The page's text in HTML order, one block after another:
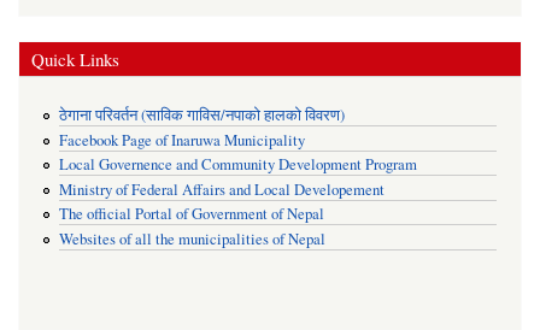
Quick Links
ठेगाना परिवर्तन (साविक गाविस/नपाको हालको विवरण)
Facebook Page of Inaruwa Municipality
Local Governence and Community Development Program
Ministry of Federal Affairs and Local Developement
The official Portal of Government of Nepal
Websites of all the municipalities of Nepal